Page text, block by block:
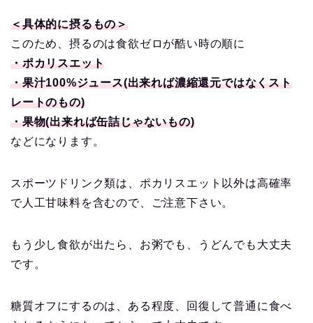
＜具体的に摂るもの＞
このため、摂るのは食欲ゼロが酷い時の順に
・ポカリスエット
・果汁100%ジュース(出来れば濃縮還元ではなくスト
レートのもの)
・果物(出来れば缶詰じゃないもの)
などになります。
スポーツドリンク類は、ポカリスエット以外は高確率
で人工甘味料を含むので、ご注意下さい。
もう少し食欲が出たら、お粥でも、うどんでも大丈夫
です。
糖質オフにするのは、ある程度、回復して普通に食べ